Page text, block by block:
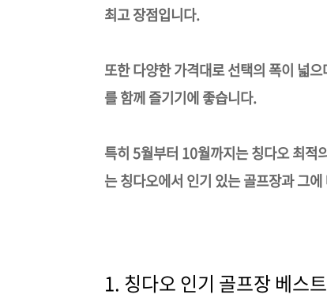
최고 장점입니다.
또한 다양한 가격대로 선택의 폭이 넓
를 함께 즐기기에 좋습니다.
특히 5월부터 10월까지는 칭다오 최적
는 칭다오에서 인기 있는 골프장과 그
1. 칭다오 인기 골프장 베스